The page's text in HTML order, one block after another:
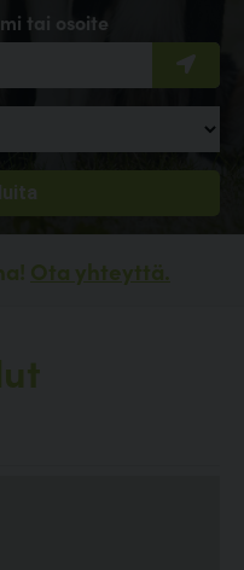
tai osoite
Ota yhteyttä.